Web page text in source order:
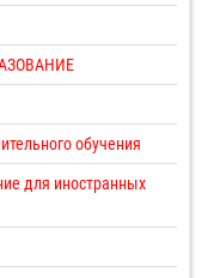
обучения
для иностранных